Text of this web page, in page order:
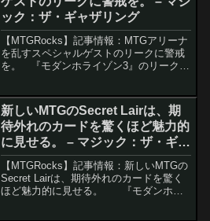
ック：ザ・ギャザリング
【MTGRocks】記事情報：MTGアリーナ
を乱すスペシャルゲストのリークに警戒
を。 『モダンホライゾン3』のリーク情
「悲嘆」がMTGアリーナに登場する可能
性がある...
新しいMTGのSecret Lairは、期
待外れのカードを驚くほど魅力的
に見せる。 – マジック：ザ・ギャ
ザリング
【MTGRocks】記事情報：新しいMTGの
Secret Lairは、期待外れのカードを驚く
ほど魅力的に見せる。 『モダンホラ